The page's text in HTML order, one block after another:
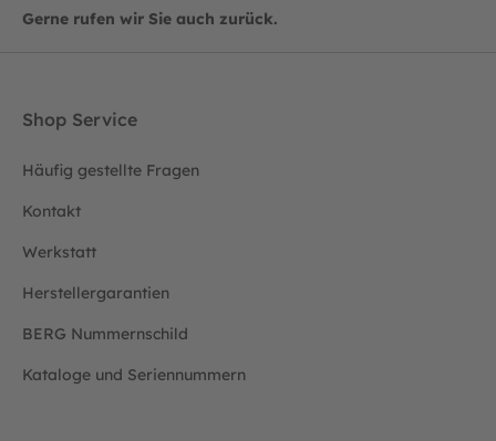
Gerne rufen wir Sie auch zurück.
Shop Service
Häufig gestellte Fragen
Kontakt
Werkstatt
Herstellergarantien
BERG Nummernschild
Kataloge und Seriennummern